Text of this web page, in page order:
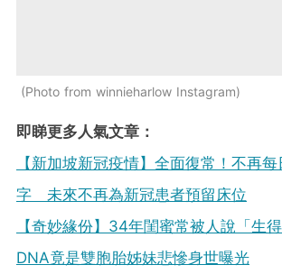
Photo from winnieharlow Instagram
即睇更多人氣文章：
【新加坡新冠疫情】全面復常！不再
字 未來不再為新冠患者預留床位
【奇妙緣份】34年閨蜜常被人說「生
DNA竟是雙胞胎姊妹悲慘身世曝光